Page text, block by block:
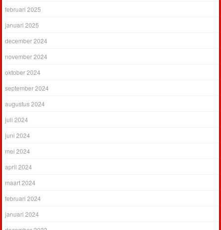
februari 2025
januari 2025
december 2024
november 2024
oktober 2024
september 2024
augustus 2024
juli 2024
juni 2024
mei 2024
april 2024
maart 2024
februari 2024
januari 2024